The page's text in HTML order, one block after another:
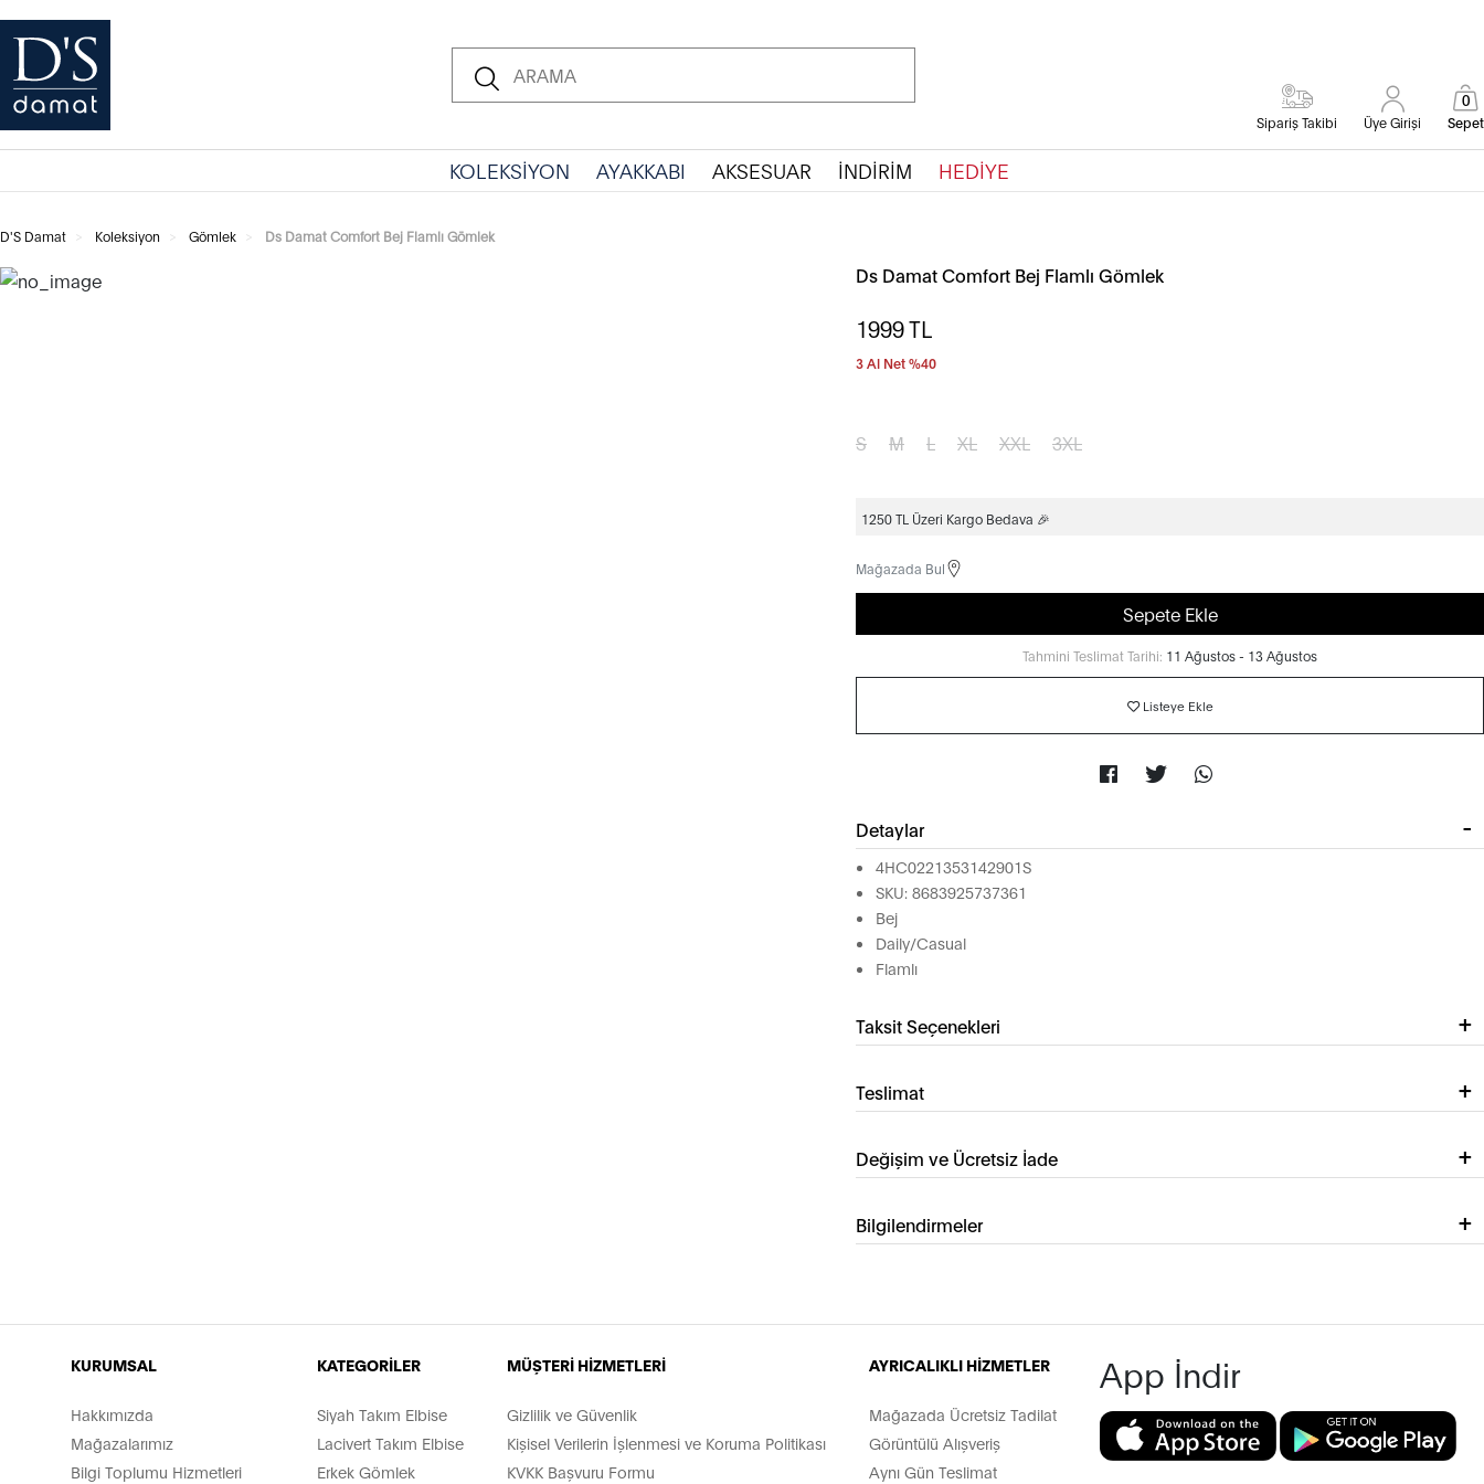
Sipariş Takibi Üye Girişi Sepet
0
KOLEKSİYON AYAKKABI AKSESUAR İNDİRİM HEDİYE
D'S Damat Koleksiyon Gömlek Ds Damat Comfort Bej Flamlı Gömlek
Ds Damat Comfort Bej Flamlı Gömlek
1999TL
3 Al Net %40
S M L XL XXL 3XL
1250 TL Üzeri Kargo Bedava 🎉
Mağazada Bul
Sepete Ekle
Tahmini Teslimat Tarihi: 11 Ağustos - 13 Ağustos
Listeye Ekle
Detaylar
4HC0221353142901S
SKU: 8683925737361
Bej
Daily/Casual
Flamlı
Taksit Seçenekleri
Teslimat
Değişim ve Ücretsiz İade
Bilgilendirmeler
KURUMSAL
Hakkımızda
Mağazalarımız
Bilgi Toplumu Hizmetleri
KATEGORİLER
Siyah Takım Elbise
Lacivert Takım Elbise
Erkek Gömlek
MÜŞTERİ HİZMETLERİ
Gizlilik ve Güvenlik
Kişisel Verilerin İşlenmesi ve Koruma Politikası
KVKK Başvuru Formu
AYRICALIKLI HİZMETLER
Mağazada Ücretsiz Tadilat
Görüntülü Alışveriş
Aynı Gün Teslimat
App İndir